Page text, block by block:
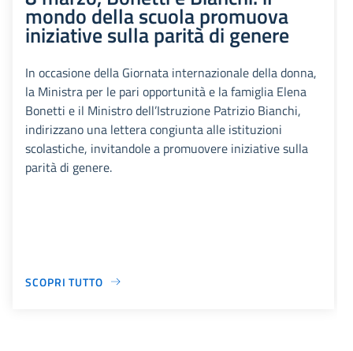
mondo della scuola promuova
iniziative sulla parità di genere
In occasione della Giornata internazionale della donna,
la Ministra per le pari opportunità e la famiglia Elena
Bonetti e il Ministro dell’Istruzione Patrizio Bianchi,
indirizzano una lettera congiunta alle istituzioni
scolastiche, invitandole a promuovere iniziative sulla
parità di genere.
SCOPRI TUTTO